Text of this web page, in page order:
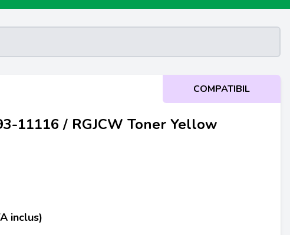
COMPATIBIL
11116 / RGJCW Toner Yellow
inclus)